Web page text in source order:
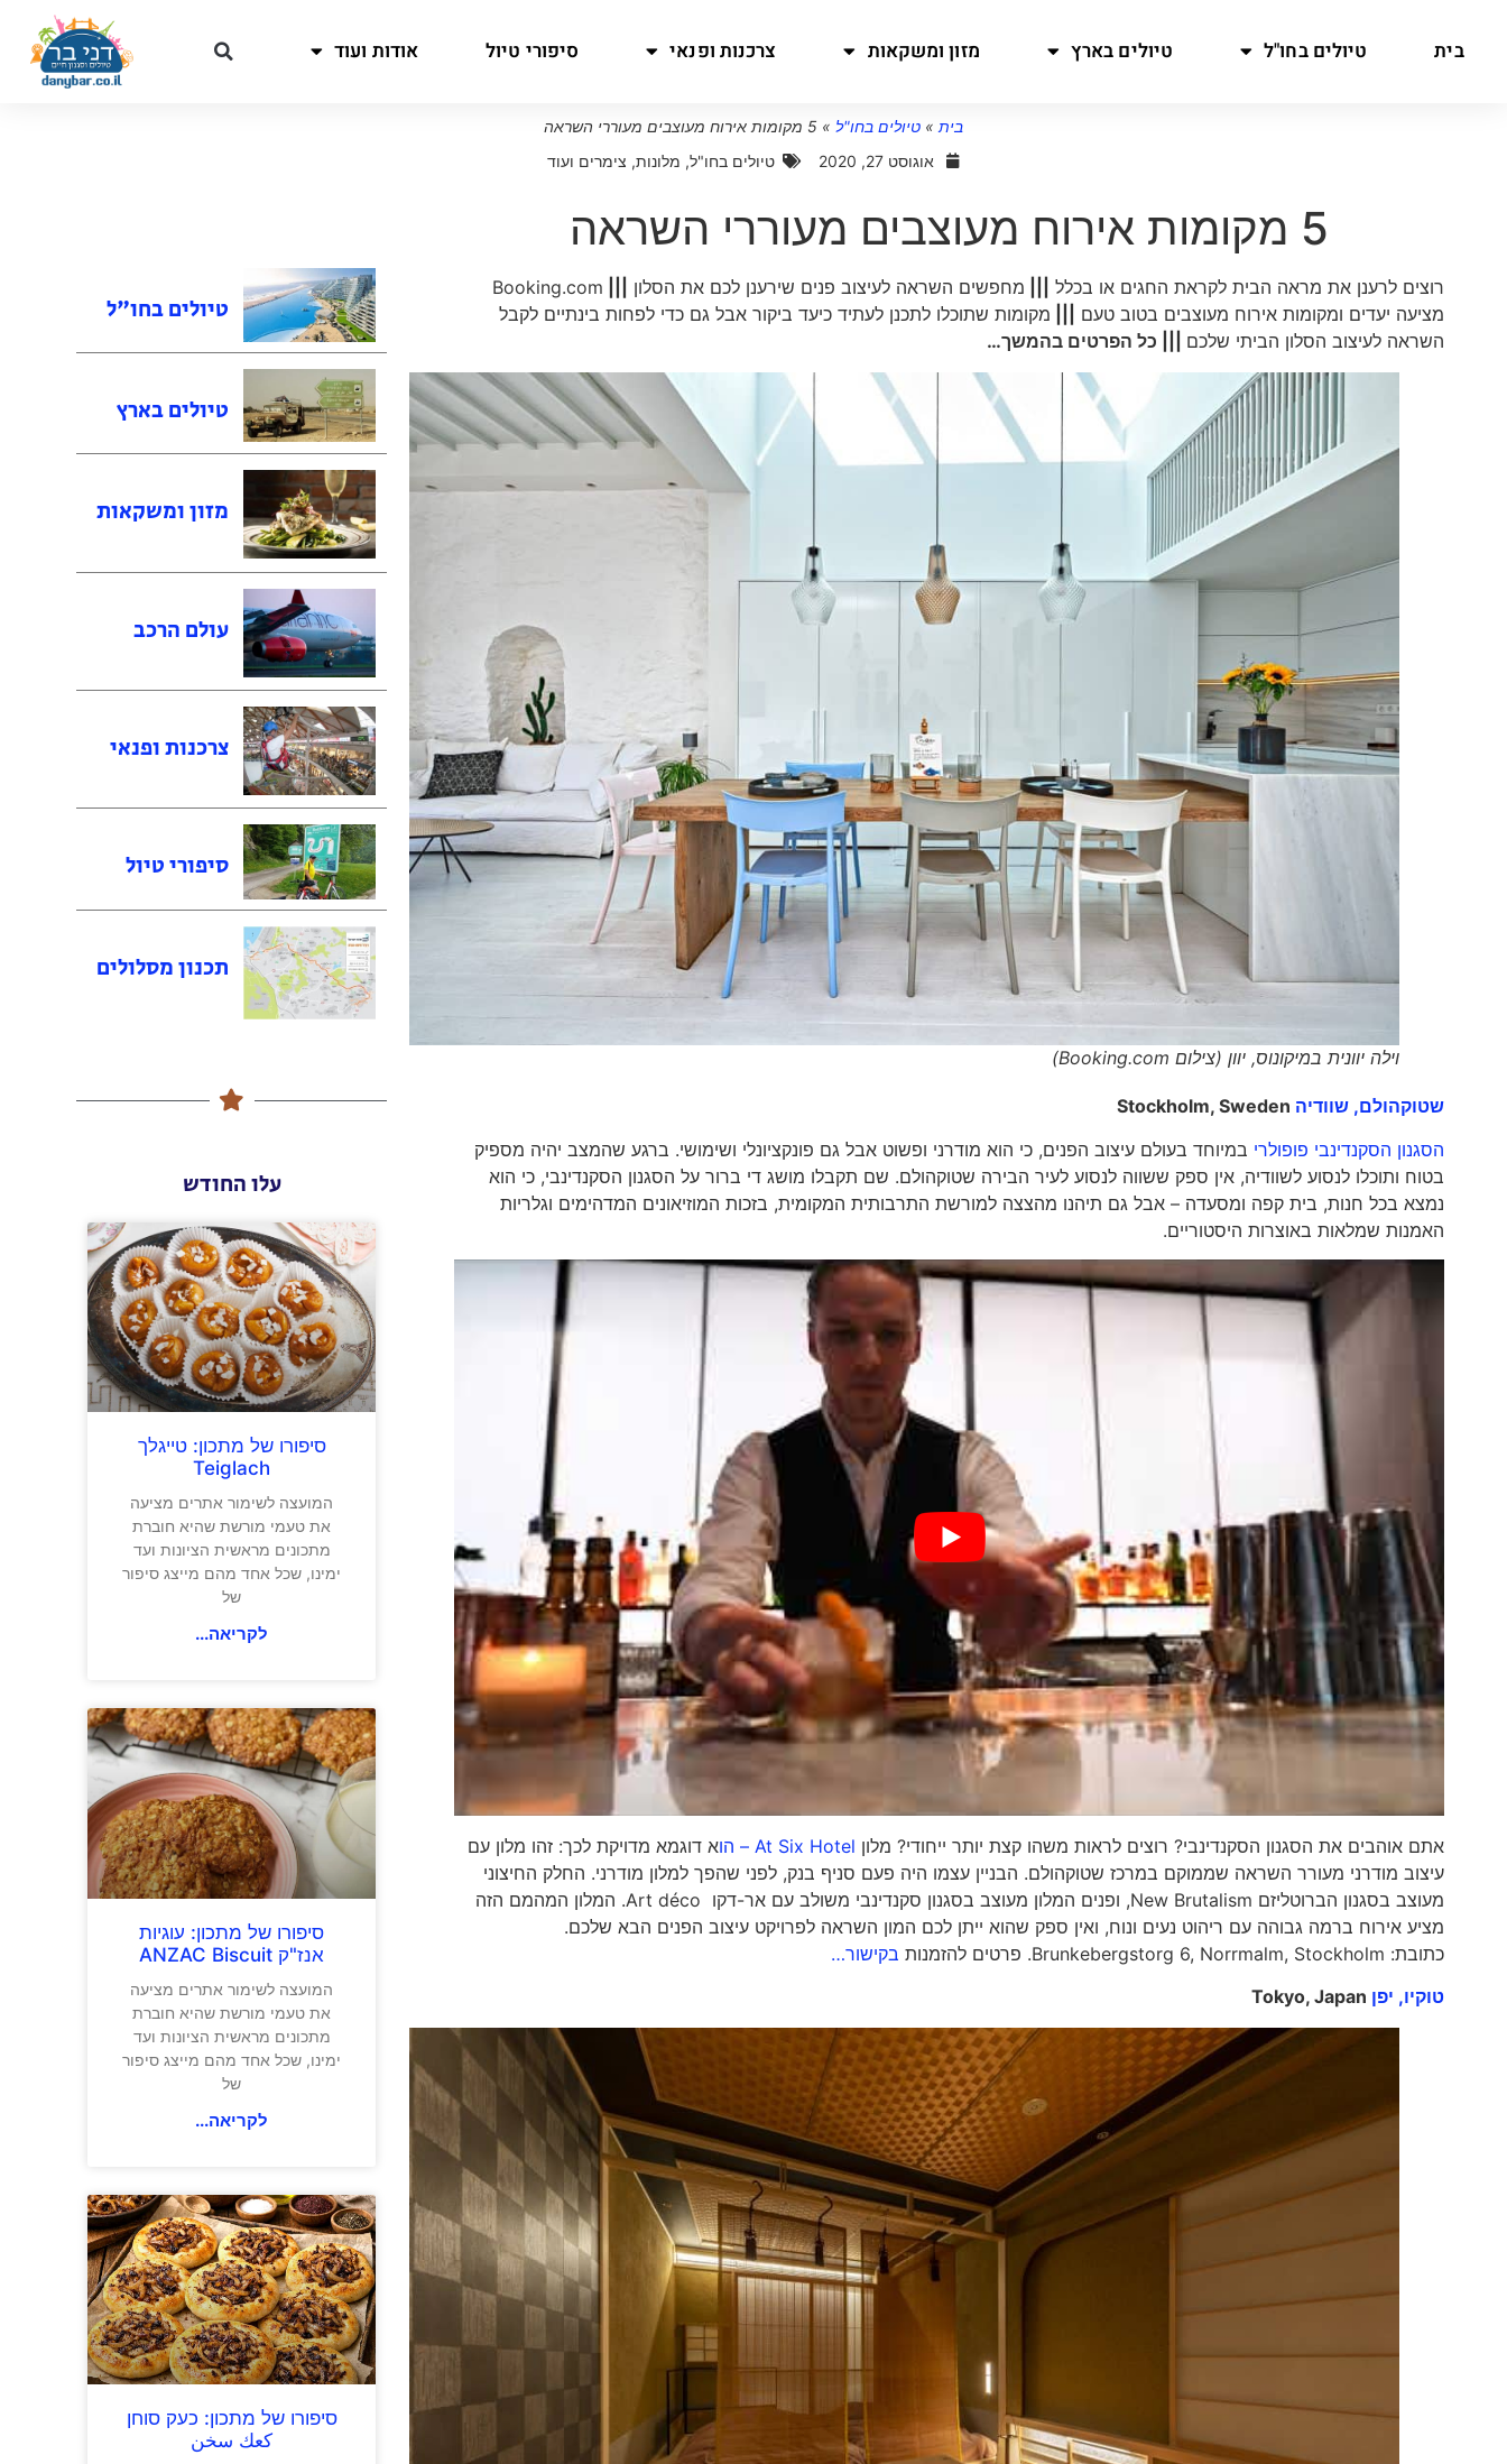
בית טיולים בחו"ל טיולים בארץ מזון ומשקאות צרכנות ופנאי סיפורי טיול אודות ועוד
בית » טיולים בחו"ל » 5 מקומות אירוח מעוצבים מעוררי השראה
אוגוסט 27, 2020
טיולים בחו"ל, מלונות, צימרים ועוד
5 מקומות אירוח מעוצבים מעוררי השראה
רוצים לרענן את מראה הבית לקראת החגים או בכלל מחפשים השראה לעיצוב פנים שירענן לכם את הסלון
Booking.com
מציעה יעדים ומקומות אירוח מעוצבים בטוב טעם
מקומות שתוכלו לתכנן לעתיד כיעד ביקור אבל גם כדי לפחות בינתיים לקבל
השראה לעיצוב הסלון הביתי שלכם ||| כל הפרטים בהמשך…
וילה יוונית במיקונוס, יוון (צילום Booking.com)
שטוקהולם, שוודיה Stockholm, Sweden
הסגנון הסקנדינבי פופולרי במיוחד בעולם עיצוב הפנים, כי הוא מודרני ופשוט אבל גם פונקציונלי ושימושי. ברגע שהמצב יהיה מספיק
בטוח ותוכלו לנסוע לשוודיה, אין ספק ששווה לנסוע לעיר הבירה שטוקהולם. שם תקבלו מושג די ברור על הסגנון הסקנדינבי, כי הוא
נמצא בכל חנות, בית קפה ומסעדה – אבל גם תיהנו מהצצה למורשת התרבותית המקומית, בזכות המוזיאונים המדהימים וגלריות
האמנות שמלאות באוצרות היסטוריים.
אתם אוהבים את הסגנון הסקנדינבי? רוצים לראות משהו קצת יותר ייחודי? מלון At Six Hotel – הו
א דוגמא מדויקת לכך: זהו מלון עם
עיצוב מודרני מעורר השראה שממוקם במרכז שטוקהולם. הבניין עצמו היה פעם סניף בנק, לפני שהפך למלון מודרני. החלק החיצוני
מעוצב בסגנון הברוטליזם New Brutalism, ופנים המלון מעוצב בסגנון סקנדינבי משולב עם אר-דקו Art déco. המלון המהמם הזה
מציע אירוח ברמה גבוהה עם ריהוט נעים ונוח, ואין ספק שהוא ייתן לכם המון השראה לפרויקט עיצוב הפנים הבא שלכם.
כתובת: Brunkebergstorg 6, Norrmalm, Stockholm. פרטים להזמנות
בקישור…
טוקיו, יפן Tokyo, Japan
טיולים בחו"ל
טיולים בארץ
מזון ומשקאות
עולם הרכב
צרכנות ופנאי
סיפורי טיול
תכנון מסלולים
עלו החודש
סיפורו של מתכון: טייגלך
Teiglach
המועצה לשימור אתרים מציעה
את טעמי מורשת שהיא חוברת
מתכונים מראשית הציונות ועד
ימינו, שכל אחד מהם מייצג סיפור
של
לקריאה...
סיפורו של מתכון: עוגיות
אנז"ק ANZAC Biscuit
המועצה לשימור אתרים מציעה
את טעמי מורשת שהיא חוברת
מתכונים מראשית הציונות ועד
ימינו, שכל אחד מהם מייצג סיפור
של
לקריאה...
סיפורו של מתכון: כעק סוחן
كعك سخن